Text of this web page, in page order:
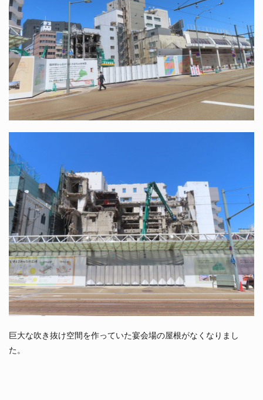
巨大な吹き抜け空間を作っていた宴会場の屋根がなくなりまし
た。